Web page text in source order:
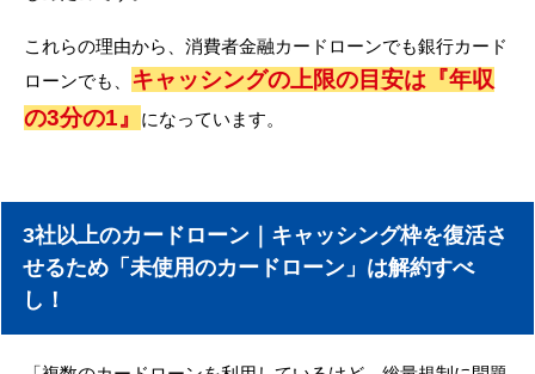
これらの理由から、消費者金融カードローンでも銀行カード
ローンでも、 キャッシングの上限の目安は『年収
の3分の1』
になっています。
3社以上のカードローン｜キャッシング枠を復活さ
せるため「未使用のカードローン」は解約すべ
し！